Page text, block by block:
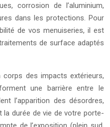
corrosion de l’aluminium,
dans les protections. Pour
de vos menuiseries, il est
de surface adaptés
des impacts extérieurs,
une barrière entre le
l’apparition des désordres,
la durée de vie de votre porte-